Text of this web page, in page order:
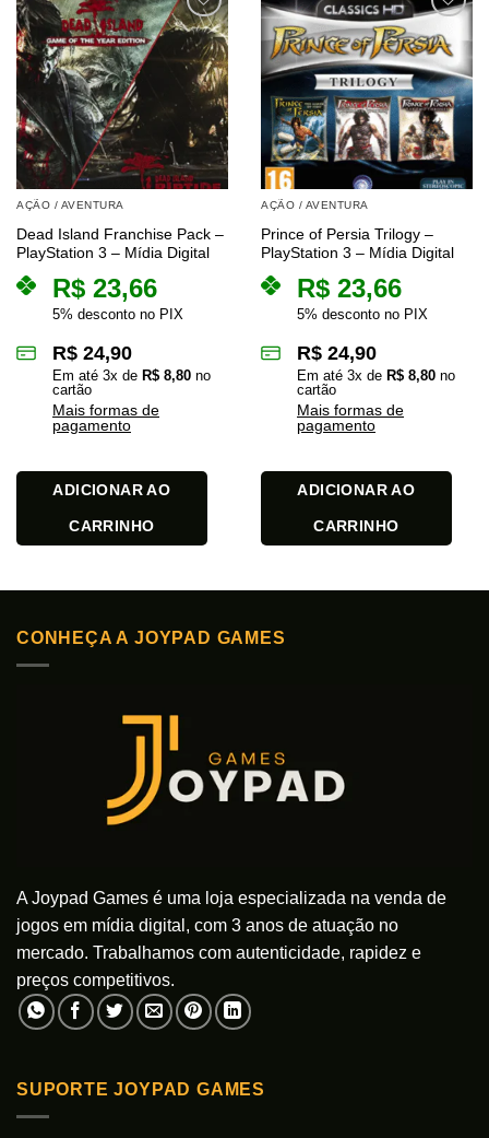
AÇÃO / AVENTURA
Dead Island Franchise Pack –
PlayStation 3 – Mídia Digital
R$ 23,66
5% desconto no PIX
R$ 24,90
Em até 3x de R$ 8,80 no
cartão
Mais formas de
pagamento
ADICIONAR AO
CARRINHO
AÇÃO / AVENTURA
Prince of Persia Trilogy –
PlayStation 3 – Mídia Digital
R$ 23,66
5% desconto no PIX
R$ 24,90
Em até 3x de R$ 8,80 no
cartão
Mais formas de
pagamento
ADICIONAR AO
CARRINHO
CONHEÇA A JOYPAD GAMES
A Joypad Games é uma loja especializada na venda de
jogos em mídia digital, com 3 anos de atuação no
mercado. Trabalhamos com autenticidade, rapidez e
preços competitivos.
SUPORTE JOYPAD GAMES